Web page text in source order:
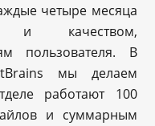
четыре месяца
и качеством,
пользователя. В
мы делаем
работают 100
и суммарным